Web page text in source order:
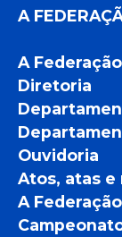
A
A Federação
Diretoria
Ouvidoria
Atos, atas
A Federação